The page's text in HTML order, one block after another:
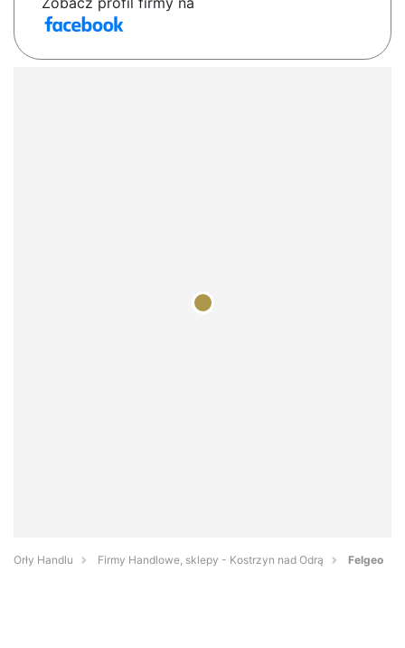
Orły Handlu Firmy Handlowe, sklepy - Kostrzyn nad Odrą Felgeo